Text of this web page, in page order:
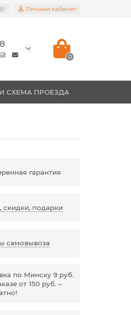
0 Личный кабинет
0
СХЕМА ПРОЕЗДА
гарантия
скидки, подарки
самовывоза
по Минску 9 руб.
от 150 руб. –